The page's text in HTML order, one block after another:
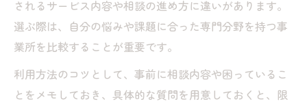
されるサービス内容や相談の進め方に違いがあります。
選ぶ際は、自分の悩みや課題に合った専門分野を持つ事
業所を比較することが重要です。
利用方法のコツとして、事前に相談内容や困っているこ
とをメモしておき、具体的な質問を用意しておくと、限